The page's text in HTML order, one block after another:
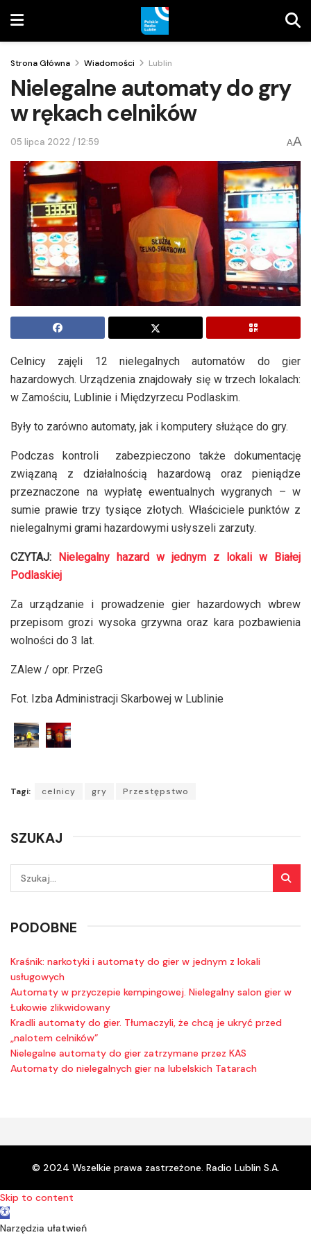
Strona Główna Wiadomości Lublin
Nielegalne automaty do gry
w rękach celników
05 lipca 2022 / 12:59 AA
Celnicy zajęli 12 nielegalnych automatów do gier
hazardowych. Urządzenia znajdowały się w trzech lokalach:
w Zamościu, Lublinie i Międzyrzecu Podlaskim.
Były to zarówno automaty, jak i komputery służące do gry.
Podczas kontroli zabezpieczono także dokumentację
związaną z działalnością hazardową oraz pieniądze
przeznaczone na wypłatę ewentualnych wygranych – w
sumie prawie trzy tysiące złotych. Właściciele punktów z
nielegalnymi grami hazardowymi usłyszeli zarzuty.
CZYTAJ: Nielegalny hazard w jednym z lokali w Białej
Podlaskiej
Za urządzanie i prowadzenie gier hazardowych wbrew
przepisom grozi wysoka grzywna oraz kara pozbawienia
wolności do 3 lat.
ZAlew / opr. PrzeG
Fot. Izba Administracji Skarbowej w Lublinie
Tagi: celnicy gry Przestępstwo
SZUKAJ
PODOBNE
Kraśnik: narkotyki i automaty do gier w jednym z lokali
usługowych
Automaty w przyczepie kempingowej. Nielegalny salon gier w
Łukowie zlikwidowany
Kradli automaty do gier. Tłumaczyli, że chcą je ukryć przed
„nalotem celników”
Nielegalne automaty do gier zatrzymane przez KAS
Automaty do nielegalnych gier na lubelskich Tatarach
© 2024 Wszelkie prawa zastrzeżone. Radio Lublin S.A.
Skip to content
Open toolbar
Narzędzia ułatwień